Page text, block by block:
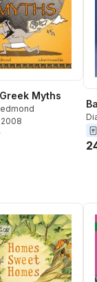
Myths
2008